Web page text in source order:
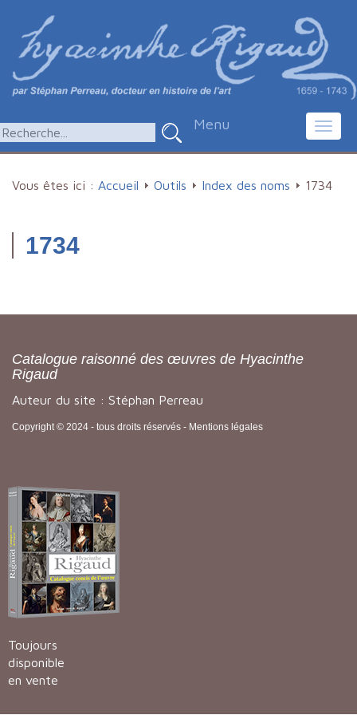
Menu
Vous êtes ici : Accueil Outils Index des noms 1734
1734
Catalogue raisonné des œuvres de Hyacinthe
Rigaud
Auteur du site : Stéphan Perreau
Copyright © 2024 - tous droits réservés - Mentions légales
Toujours
disponible
en vente